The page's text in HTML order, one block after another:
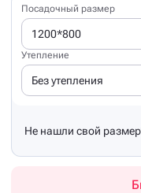
Посадочный размер
1200*800
Утепление
Без утепления
Не нашли свой